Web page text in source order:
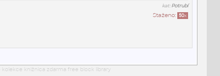
kat:Potrubí
Staženo: 50x
knižnica zdarma free block library